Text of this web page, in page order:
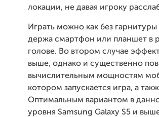
локации, не давая игроку
Играть можно как без
держа смартфон или планшет в
голове. Во втором случае
выше, однако и существенно
вычислительным мощностям
котором запускается игра, а
Оптимальным вариантом в
уровня Samsung Galaxy S5 и